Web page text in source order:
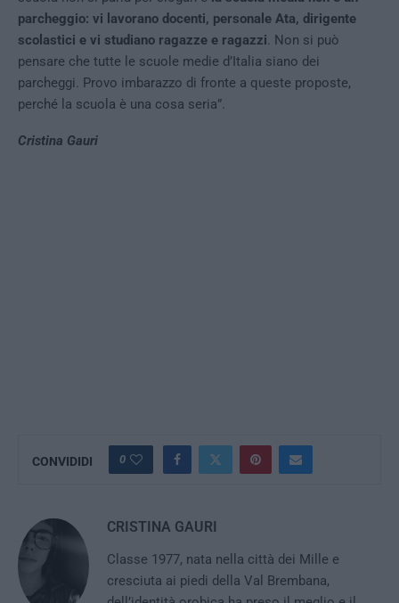
parcheggio: vi lavorano docenti, personale Ata, dirigente
scolastici e vi studiano ragazze e ragazzi. Non si può
pensare che tutte le scuole medie d’Italia siano dei
parcheggi. Provo imbarazzo di fronte a queste proposte,
perché la scuola è una cosa seria”.
Cristina Gauri
CONVIDIDI 0
CRISTINA GAURI
Classe 1977, nata nella città dei Mille e
cresciuta ai piedi della Val Brembana,